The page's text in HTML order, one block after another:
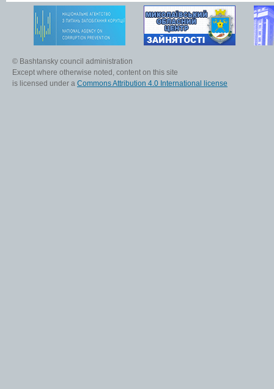
© Bashtansky council administration
Except where otherwise noted, content on this site
is licensed under a Commons Attribution 4.0 International license